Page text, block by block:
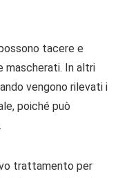
tacere e
mascherati. In altri
vengono rilevati i
poiché può
trattamento per